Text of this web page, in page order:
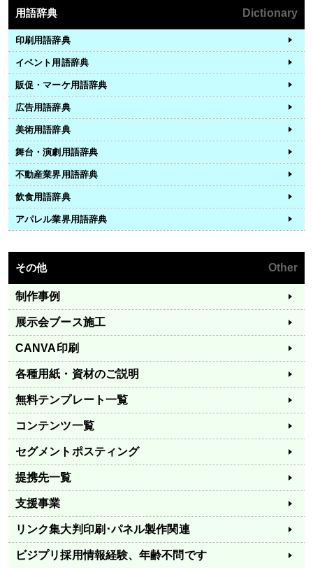
用語辞典 Dictionary
印刷用語辞典
イベント用語辞典
販促・マーケ用語辞典
広告用語辞典
美術用語辞典
舞台・演劇用語辞典
不動産業界用語辞典
飲食用語辞典
アパレル業界用語辞典
その他 Other
制作事例
展示会ブース施工
CANVA印刷
各種用紙・資材のご説明
無料テンプレート一覧
コンテンツ一覧
セグメントポスティング
提携先一覧
支援事業
リンク集大判印刷･パネル製作関連
ビジプリ採用情報経験、年齢不問です